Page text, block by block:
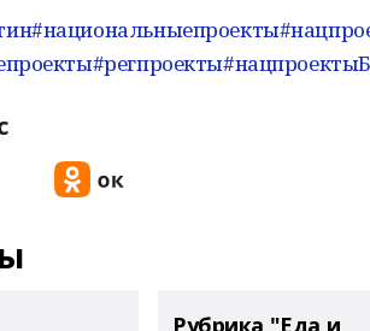
#национальныепроекты
#регпроекты
Рубрика "Еда и